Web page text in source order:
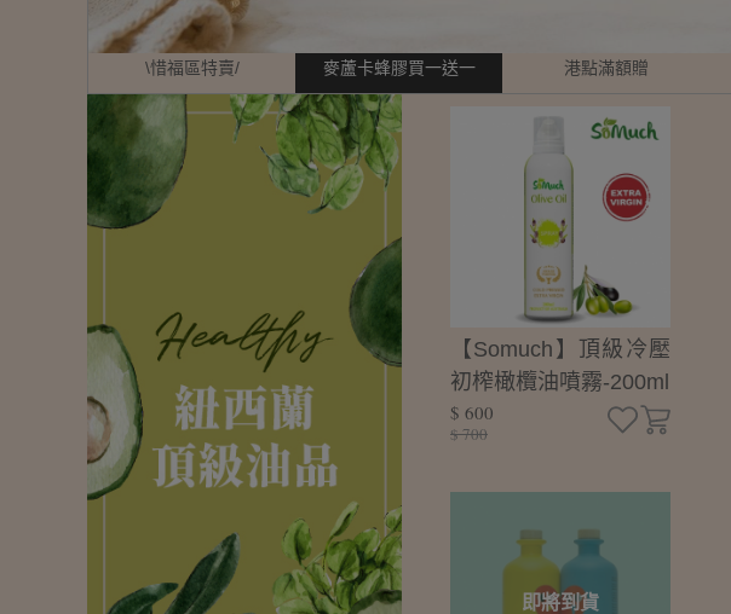
\惜福區特賣/ 麥蘆卡蜂膠買一送一 港點滿額贈
【Somuch】頂級冷壓
初榨橄欖油噴霧-200ml
$ 600
$ 700
即將到貨